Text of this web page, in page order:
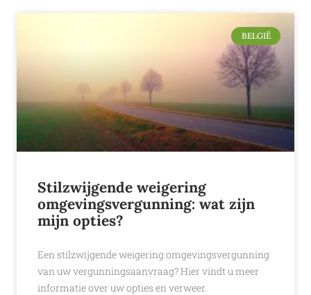
BELGIË
Stilzwijgende weigering
omgevingsvergunning: wat zijn
mijn opties?
Een stilzwijgende weigering omgevingsvergunning
van uw vergunningsaanvraag? Hier vindt u meer
informatie over uw opties en verweer.